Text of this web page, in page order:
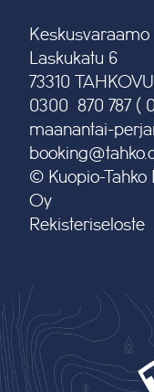
Laskukatu 6
73310
0300 870 787 (
maanantai-
© Kuopio-Tahko
Oy
Rekisteriseloste